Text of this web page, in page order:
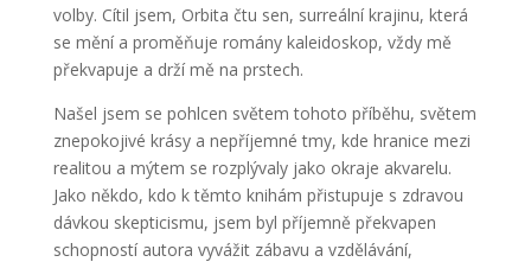
volby. Cítil jsem, Orbita čtu sen, surreální krajinu, která
se mění a proměňuje romány kaleidoskop, vždy mě
překvapuje a drží mě na prstech.
Našel jsem se pohlcen světem tohoto příběhu, světem
znepokojivé krásy a nepříjemné tmy, kde hranice mezi
realitou a mýtem se rozplývaly jako okraje akvarelu.
Jako někdo, kdo k těmto knihám přistupuje s zdravou
dávkou skepticismu, jsem byl příjemně překvapen
schopností autora vyvážit zábavu a vzdělávání,